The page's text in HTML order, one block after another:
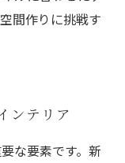
間作りに挑戦す
ンテリア
な要素です。新